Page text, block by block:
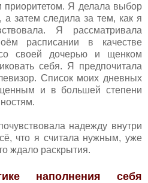
приоритетом. Я делала выбор
затем следила за тем, как я
Я рассматривала
расписании в качестве
со своей дочерью и щенком
себя. Я предпочитала
Список моих дневных
и в большей степени
надежду внутри
что я считала нужным, уже
ждало раскрытия.
наполнения себя